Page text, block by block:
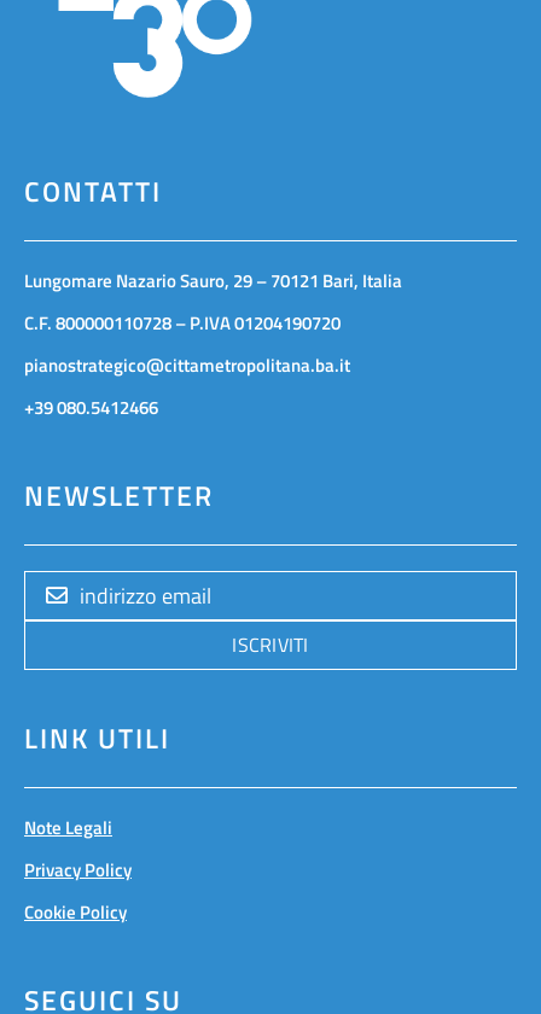
CONTATTI
Lungomare Nazario Sauro, 29 – 70121 Bari, Italia
C.F. 800000110728 – P.IVA 01204190720
pianostrategico@cittametropolitana.ba.it
+39 080.5412466
NEWSLETTER
ISCRIVITI
LINK UTILI
Note Legali
Privacy Policy
Cookie Policy
SEGUICI SU